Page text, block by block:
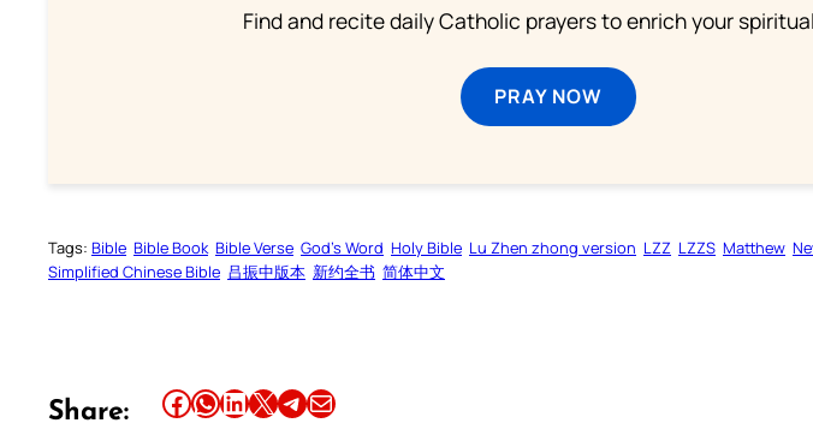
Find and recite daily Catholic prayers to enrich your
PRAY NOW
Tags: Bible Bible Book Bible Verse God’s Word Holy Bible Lu Zhen zhong version LZZ LZZS Matthew
Simplified Chinese Bible 吕振中版本 新约全书 简体中文
Share: Share this article on Facebook Share this article on WhatsApp Share this article on LinkedIn Share this article on X Share this article on TelegramEmail this Article